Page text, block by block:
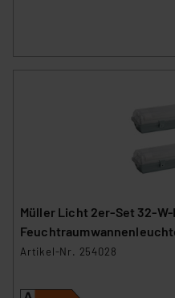
Müller Licht 2er-Set 32-W-
3360 lm, 4000 K, 120 cm
Artikel-Nr. 254028